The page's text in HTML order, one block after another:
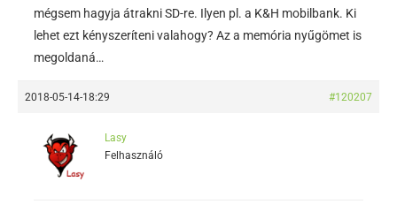
mégsem hagyja átrakni SD-re. Ilyen pl. a K&H mobilbank. Ki
lehet ezt kényszeríteni valahogy? Az a memória nyűgömet is
megoldaná…
2018-05-14-18:29 #120207
Lasy
Felhasználó